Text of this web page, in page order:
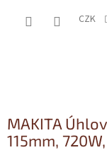
CZK
MAKITA
115mm,